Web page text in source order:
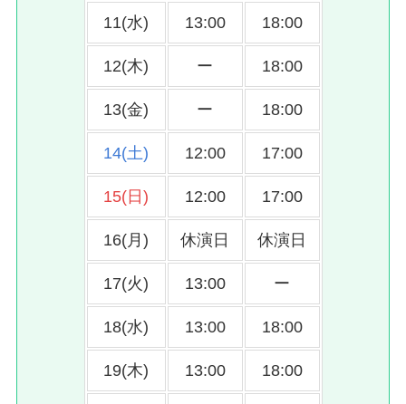
11(水) 13:00 18:00
12(木) ー 18:00
13(金) ー 18:00
14(土) 12:00 17:00
15(日) 12:00 17:00
16(月) 休演日 休演日
17(火) 13:00 ー
18(水) 13:00 18:00
19(木) 13:00 18:00